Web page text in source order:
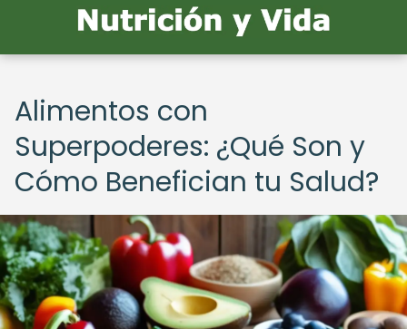
Alimentos con
Superpoderes: ¿Qué Son y
Cómo Benefician tu Salud?